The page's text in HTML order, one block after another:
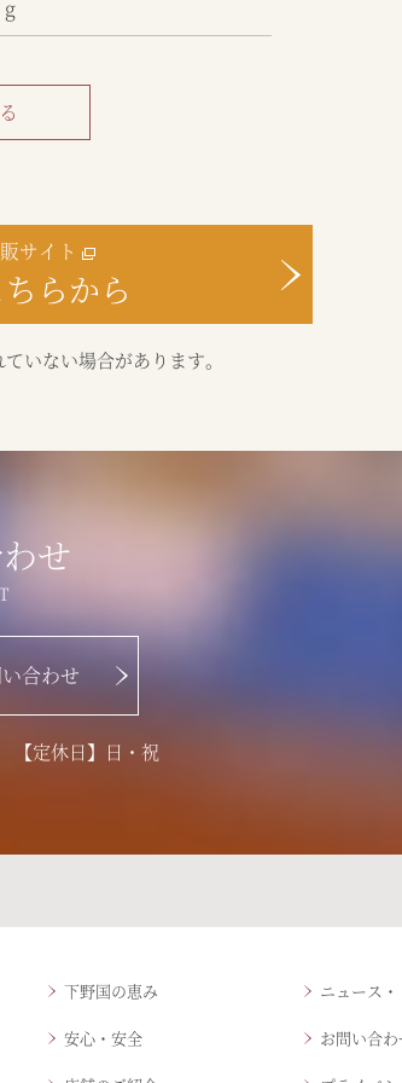
g
サイト
らから
いない場合があります。
せ
合わせ
【定休日】日・祝
下野国の恵み
安心・安全
ニュース
お問い合わ